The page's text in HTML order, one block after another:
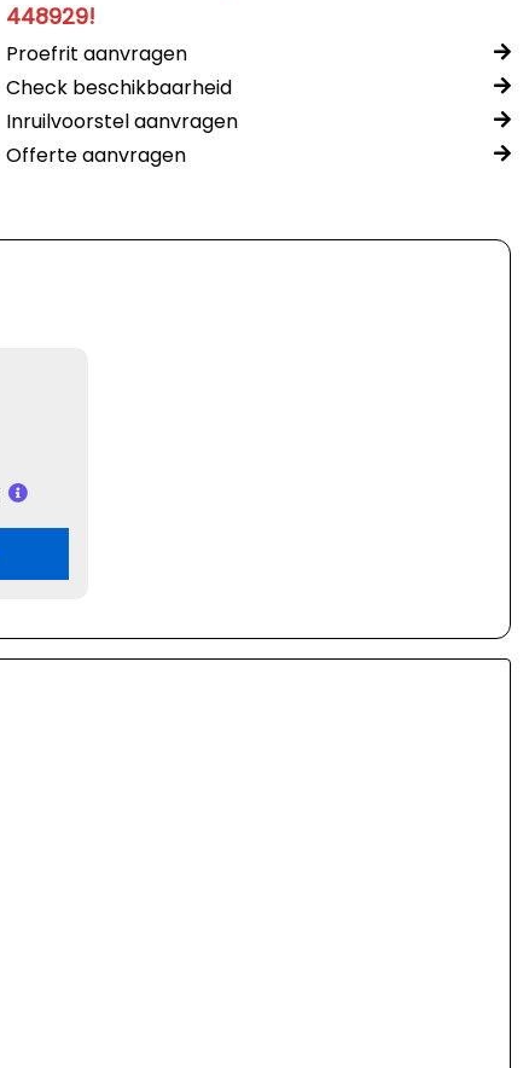
448929!
Proefrit aanvragen
Check beschikbaarheid
Inruilvoorstel aanvragen
Offerte aanvragen